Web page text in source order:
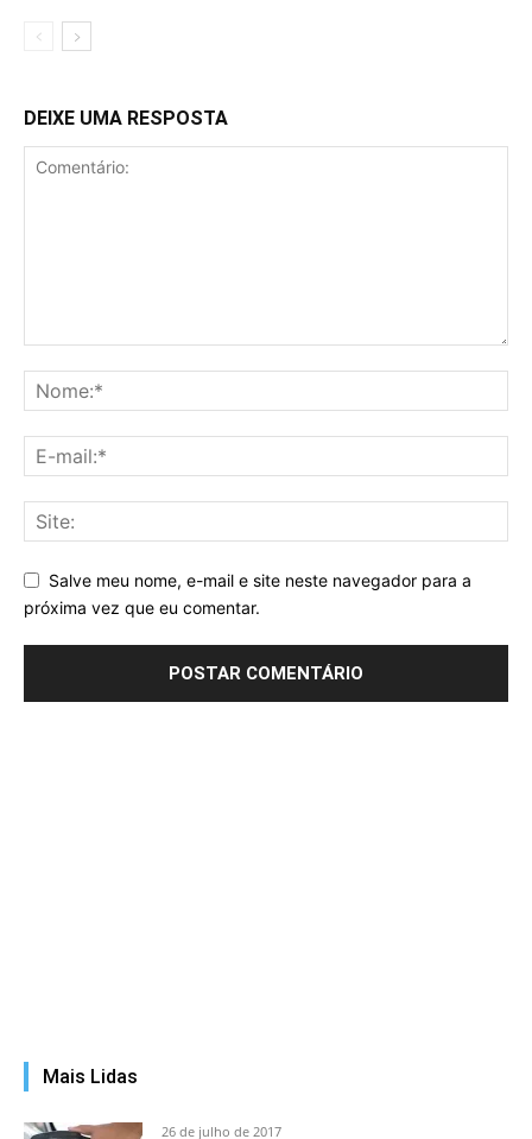
DEIXE UMA RESPOSTA
Salve meu nome, e-mail e site neste navegador para a
próxima vez que eu comentar.
Mais Lidas
26 de julho de 2017